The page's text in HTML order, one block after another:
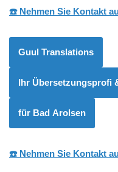
☎️ Nehmen Sie Kontakt
Guul Translations
Ihr Übersetzungsprofi
für Bad Arolsen
☎️ Nehmen Sie Kontakt